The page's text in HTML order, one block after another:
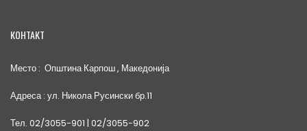
КОНТАКТ
Место : Општина Карпош , Македонија
Адреса : ул. Никола Русински бр.11
Тел. 02/3055-901 | 02/3055-902